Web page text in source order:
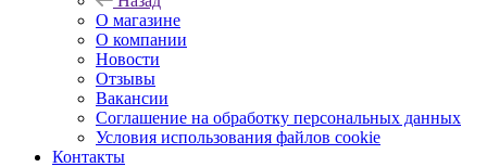
О магазине
О компании
Новости
Отзывы
Вакансии
Соглашение на обработку персональных данных
Условия использования файлов cookie
Контакты